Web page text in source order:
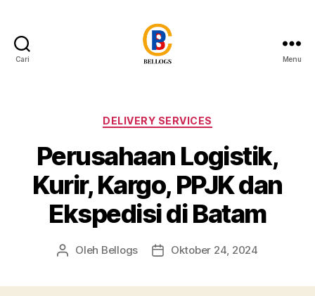
Cari
Customs
Clearance
Breakbulk
Trucking
Quarantine
Moving
Warehousing
Heavy
Equipment
Crane
Flat
Menu
Kategori
DELIVERY SERVICES
Perusahaan Logistik,
Kurir, Kargo, PPJK dan
Ekspedisi di Batam
Penulis
Oleh Bellogs
Tanggal
Oktober 24, 2024